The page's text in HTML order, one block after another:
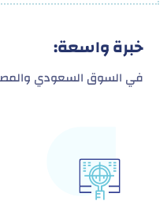
خبرة واسعة:
في السوق السعودي